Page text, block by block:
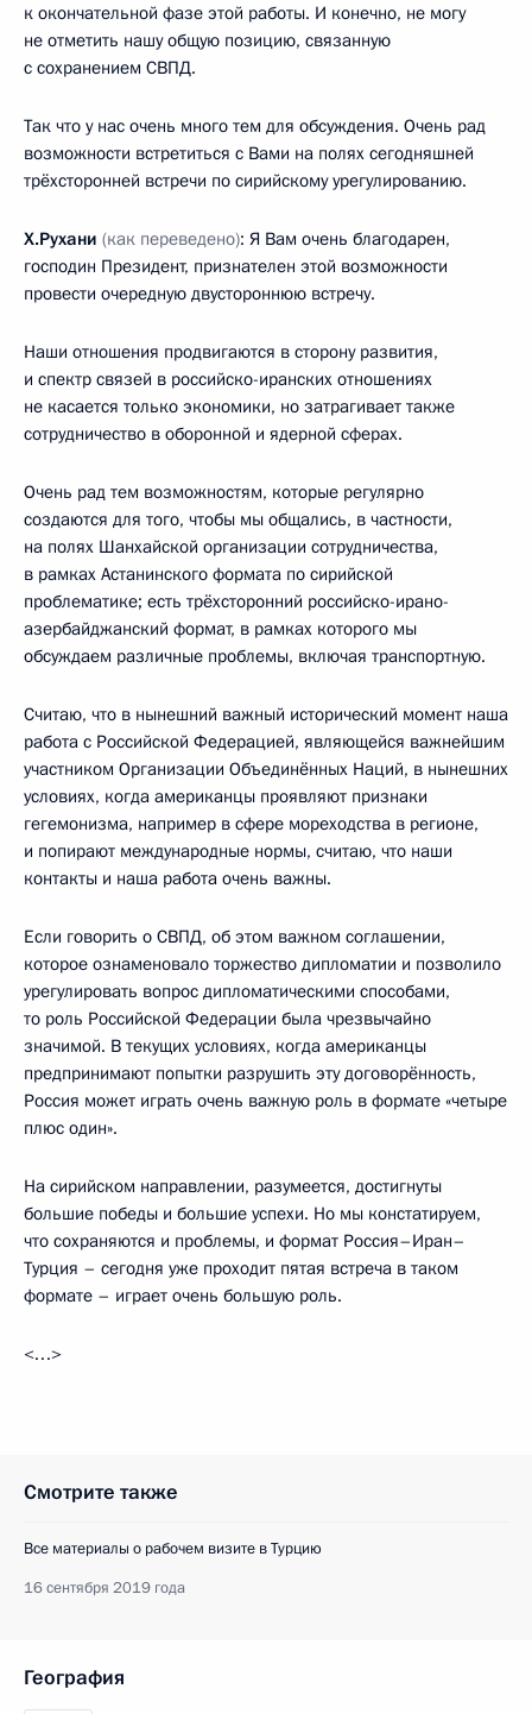
к окончательной фазе этой работы. И конечно, не могу
не отметить нашу общую позицию, связанную
с сохранением СВПД.
Так что у нас очень много тем для обсуждения. Очень рад
возможности встретиться с Вами на полях сегодняшней
трёхсторонней встречи по сирийскому урегулированию.
Х.Рухани (как переведено): Я Вам очень благодарен,
господин Президент, признателен этой возможности
провести очередную двустороннюю встречу.
Наши отношения продвигаются в сторону развития,
и спектр связей в российско-иранских отношениях
не касается только экономики, но затрагивает также
сотрудничество в оборонной и ядерной сферах.
Очень рад тем возможностям, которые регулярно
создаются для того, чтобы мы общались, в частности,
на полях Шанхайской организации сотрудничества,
в рамках Астанинского формата по сирийской
проблематике; есть трёхсторонний российско-ирано-
азербайджанский формат, в рамках которого мы
обсуждаем различные проблемы, включая транспортную.
Считаю, что в нынешний важный исторический момент наша
работа с Российской Федерацией, являющейся важнейшим
участником Организации Объединённых Наций, в нынешних
условиях, когда американцы проявляют признаки
гегемонизма, например в сфере мореходства в регионе,
и попирают международные нормы, считаю, что наши
контакты и наша работа очень важны.
Если говорить о СВПД, об этом важном соглашении,
которое ознаменовало торжество дипломатии и позволило
урегулировать вопрос дипломатическими способами,
то роль Российской Федерации была чрезвычайно
значимой. В текущих условиях, когда американцы
предпринимают попытки разрушить эту договорённость,
Россия может играть очень важную роль в формате «четыре
плюс один».
На сирийском направлении, разумеется, достигнуты
большие победы и большие успехи. Но мы констатируем,
что сохраняются и проблемы, и формат Россия–Иран–
Турция – сегодня уже проходит пятая встреча в таком
формате – играет очень большую роль.
<…>
Смотрите также
Все материалы о рабочем визите в Турцию
16 сентября 2019 года
География